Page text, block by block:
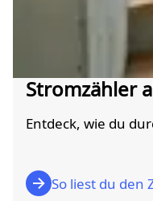
Stromzähler
Entdeck, wie du
So liest du den